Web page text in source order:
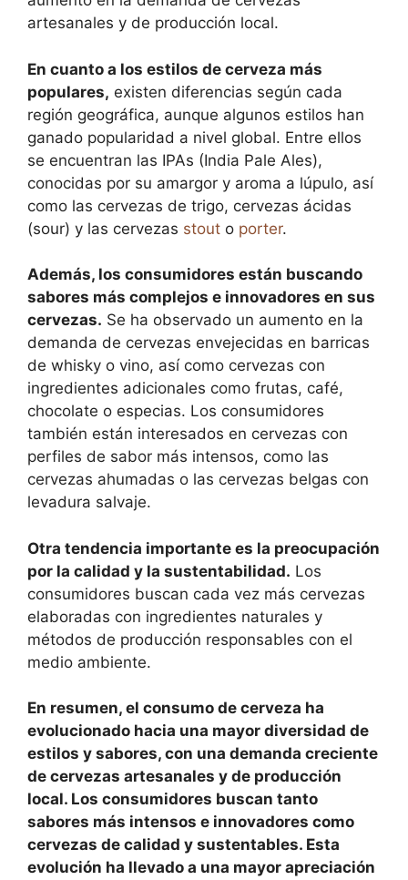
artesanales y de producción local.
En cuanto a los estilos de cerveza más
populares, existen diferencias según cada
región geográfica, aunque algunos estilos han
ganado popularidad a nivel global. Entre ellos
se encuentran las IPAs (India Pale Ales),
conocidas por su amargor y aroma a lúpulo, así
como las cervezas de trigo, cervezas ácidas
(sour) y las cervezas stout o porter.
Además, los consumidores están buscando
sabores más complejos e innovadores en sus
cervezas. Se ha observado un aumento en la
demanda de cervezas envejecidas en barricas
de whisky o vino, así como cervezas con
ingredientes adicionales como frutas, café,
chocolate o especias. Los consumidores
también están interesados en cervezas con
perfiles de sabor más intensos, como las
cervezas ahumadas o las cervezas belgas con
levadura salvaje.
Otra tendencia importante es la preocupación
por la calidad y la sustentabilidad. Los
consumidores buscan cada vez más cervezas
elaboradas con ingredientes naturales y
métodos de producción responsables con el
medio ambiente.
En resumen, el consumo de cerveza ha
evolucionado hacia una mayor diversidad de
estilos y sabores, con una demanda creciente
de cervezas artesanales y de producción
local. Los consumidores buscan tanto
sabores más intensos e innovadores como
cervezas de calidad y sustentables. Esta
evolución ha llevado a una mayor apreciación